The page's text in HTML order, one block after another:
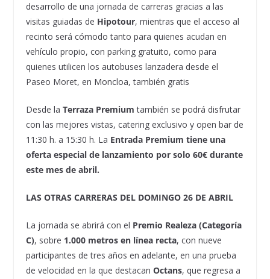
desarrollo de una jornada de carreras gracias a las
visitas guiadas de Hipotour, mientras que el acceso al
recinto será cómodo tanto para quienes acudan en
vehículo propio, con parking gratuito, como para
quienes utilicen los autobuses lanzadera desde el
Paseo Moret, en Moncloa, también gratis
Desde la Terraza Premiumtambién se podrá disfrutar
con las mejores vistas, catering exclusivo y open bar de
11:30 h. a 15:30 h. La Entrada Premium tiene una
oferta especial de lanzamiento por solo 60€ durante
este mes de abril.
LAS OTRAS CARRERAS DEL DOMINGO 26 DE ABRIL
La jornada se abrirá con el Premio Realeza (Categoría
C), sobre 1.000 metros en línea recta, con nueve
participantes de tres años en adelante, en una prueba
de velocidad en la que destacan Octans, que regresa a